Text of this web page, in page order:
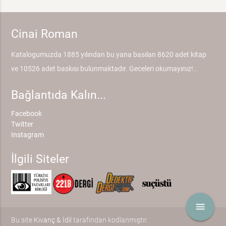
menu
Cinai Roman
Katalogumuzda 1885 yılından bu yana basılan 8620 adet kitap
ve 10526 adet baskısı bulunmaktadır. Geceleri okumayınız!..
Bağlantıda Kalın...
Facebook
Twitter
Instagram
İlgili Siteler
Bu site Kıvanç & İdil tarafından kodlanmıştır.